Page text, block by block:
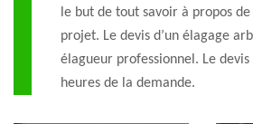
le but de tout savoir à propos
projet. Le devis d’un élagage
élagueur professionnel. Le
heures de la demande.